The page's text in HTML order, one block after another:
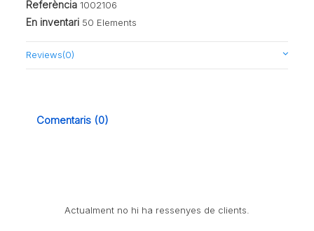
Referència 1002106
En inventari 50 Elements
Reviews(0)
Comentaris (0)
Actualment no hi ha ressenyes de clients.